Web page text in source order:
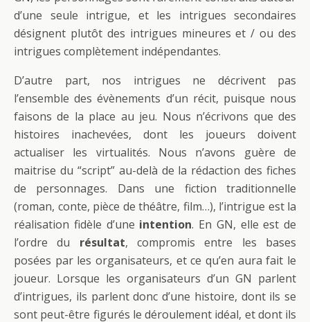
d’une seule intrigue, et les intrigues secondaires
désignent plutôt des intrigues mineures et / ou des
intrigues complètement indépendantes.
D’autre part, nos intrigues ne décrivent pas
l’ensemble des évènements d’un récit, puisque nous
faisons de la place au jeu. Nous n’écrivons que des
histoires inachevées, dont les joueurs doivent
actualiser les virtualités. Nous n’avons guère de
maitrise du “script” au-delà de la rédaction des fiches
de personnages. Dans une fiction traditionnelle
(roman, conte, pièce de théâtre, film…), l’intrigue est la
réalisation fidèle d’une intention. En GN, elle est de
l’ordre du résultat, compromis entre les bases
posées par les organisateurs, et ce qu’en aura fait le
joueur. Lorsque les organisateurs d’un GN parlent
d’intrigues, ils parlent donc d’une histoire, dont ils se
sont peut-être figurés le déroulement idéal, et dont ils